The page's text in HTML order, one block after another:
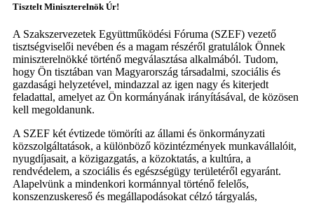
Tisztelt Miniszterelnök Úr!
A Szakszervezetek Együttműködési Fóruma (SZEF) vezető
tisztségviselői nevében és a magam részéről gratulálok Önnek
miniszterelnökké történő megválasztása alkalmából. Tudom,
hogy Ön tisztában van Magyarország társadalmi, szociális és
gazdasági helyzetével, mindazzal az igen nagy és kiterjedt
feladattal, amelyet az Ön kormányának irányításával, de közösen
kell megoldanunk.
A SZEF két évtizede tömöríti az állami és önkormányzati
közszolgáltatások, a különböző közintézmények munkavállalóit,
nyugdíjasait, a közigazgatás, a közoktatás, a kultúra, a
rendvédelem, a szociális és egészségügy területéről egyaránt.
Alapelvünk a mindenkori kormánnyal történő felelős,
konszenzuskereső és megállapodásokat célzó tárgyalás,